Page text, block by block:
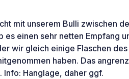
mit unserem Bulli zwischen
einen sehr netten Empfang
wir gleich einige Flaschen des
haben. Das
Hanglage, daher ggf.